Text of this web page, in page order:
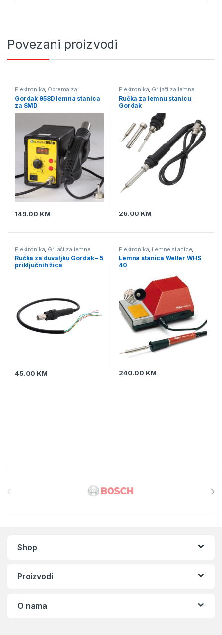
Povezani proizvodi
Elektronika, Oprema za
lemljenje ,Puhaljke - lemne
stanice za SMD
Gordak 958D lemna stanica
za SMD
149.00 KM
Elektronika, Grijači za lemne
stanice Lemne stanice,
za lemljenje,Pomagala i alat za
lemljenje
Ručka za lemnu stanicu
Gordak
26.00 KM
Elektronika Grijači za lemne
stanice Oprema za lemljenje
Pomagala i alat za lemljenje,
Puhaljke - lemne stanice za
SMD ,
Ručka za duvaljku Gordak – 5
priključnih žica
45.00 KM
Elektronika Lemne stanice
Oprema za lemljenje
Lemna stanica Weller WHS
40
240.00 KM
Shop
Proizvodi
O nama